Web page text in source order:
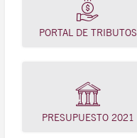
PORTAL DE TRIBUTOS
PRESUPUESTO 2021